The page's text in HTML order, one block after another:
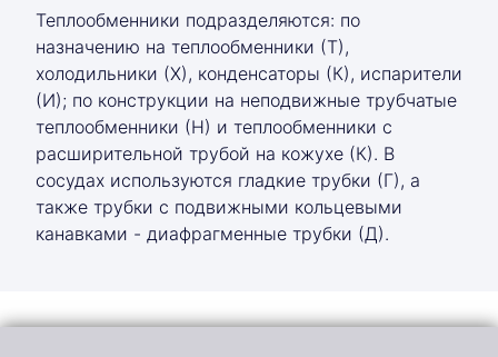
Теплообменники подразделяются: по
назначению на теплообменники (Т),
холодильники (Х), конденсаторы (К), испарители
(И); по конструкции на неподвижные трубчатые
теплообменники (Н) и теплообменники с
расширительной трубой на кожухе (К). В
сосудах используются гладкие трубки (Г), а
также трубки с подвижными кольцевыми
канавками - диафрагменные трубки (Д).